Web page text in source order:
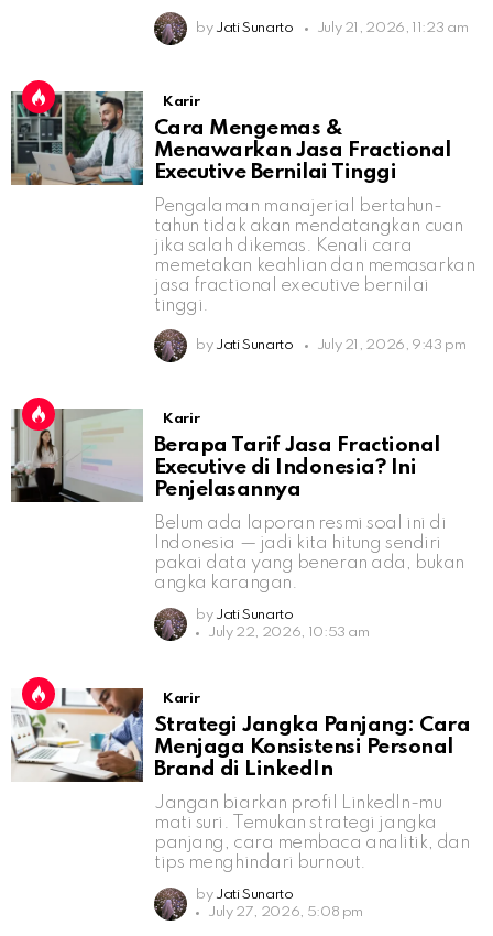
by Jati Sunarto July 21, 2026, 11:23 am
Karir
Cara Mengemas &
Menawarkan Jasa Fractional
Executive Bernilai Tinggi
Pengalaman manajerial bertahun-
tahun tidak akan mendatangkan cuan
jika salah dikemas. Kenali cara
memetakan keahlian dan memasarkan
jasa fractional executive bernilai
tinggi.
by Jati Sunarto July 21, 2026, 9:43 pm
Karir
Berapa Tarif Jasa Fractional
Executive di Indonesia? Ini
Penjelasannya
Belum ada laporan resmi soal ini di
Indonesia — jadi kita hitung sendiri
pakai data yang beneran ada, bukan
angka karangan.
by Jati Sunarto
July 22, 2026, 10:53 am
Karir
Strategi Jangka Panjang: Cara
Menjaga Konsistensi Personal
Brand di LinkedIn
Jangan biarkan profil LinkedIn-mu
mati suri. Temukan strategi jangka
panjang, cara membaca analitik, dan
tips menghindari burnout.
by Jati Sunarto
July 27, 2026, 5:08 pm